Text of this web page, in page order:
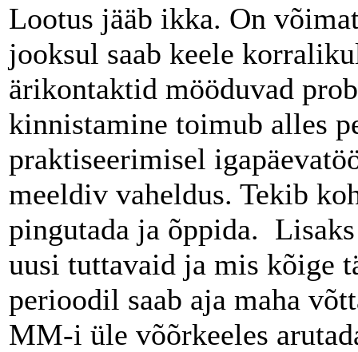
Lootus jääb ikka. On
jooksul saab keele
ärikontaktid mööduvad
kinnistamine toimub alles
praktiseerimisel
meeldiv vaheldus. Tekib
pingutada ja õppida.
uusi tuttavaid ja mis kõige
perioodil saab aja maha
MM-i üle võõrkeeles